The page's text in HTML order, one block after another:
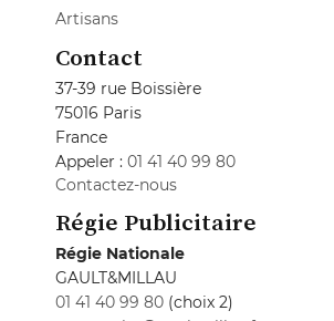
Artisans
Contact
37-39 rue Boissière
75016 Paris
France
Appeler : 01 41 40 99 80
Contactez-nous
Régie Publicitaire
Régie Nationale
GAULT&MILLAU
01 41 40 99 80 (choix 2)